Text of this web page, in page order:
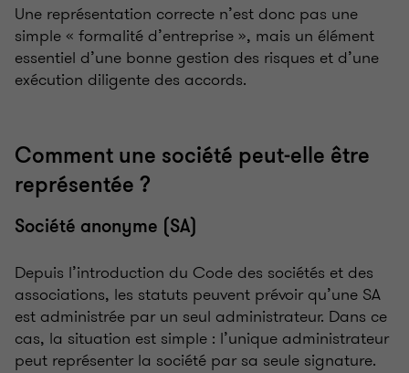
Une représentation correcte n’est donc pas une
simple « formalité d’entreprise », mais un élément
essentiel d’une bonne gestion des risques et d’une
exécution diligente des accords.
Comment une société peut-elle être
représentée ?
Société anonyme (SA)
Depuis l’introduction du Code des sociétés et des
associations, les statuts peuvent prévoir qu’une SA
est administrée par un seul administrateur. Dans ce
cas, la situation est simple : l’unique administrateur
peut représenter la société par sa seule signature.